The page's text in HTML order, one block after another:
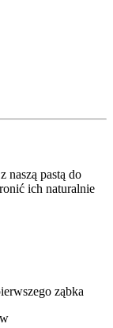
naszą pastą do
ich naturalnie
ząbka